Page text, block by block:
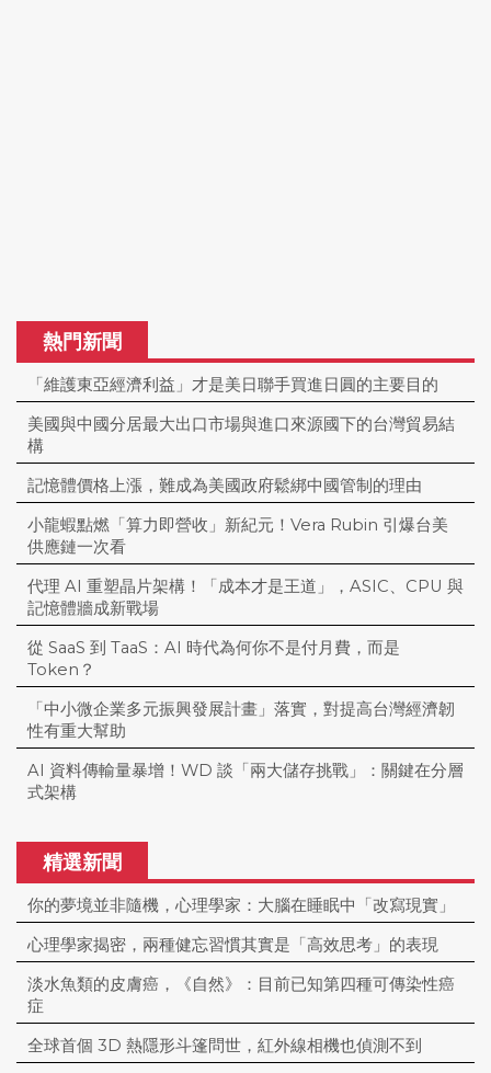
熱門新聞
「維護東亞經濟利益」才是美日聯手買進日圓的主要目的
美國與中國分居最大出口市場與進口來源國下的台灣貿易結
構
記憶體價格上漲，難成為美國政府鬆綁中國管制的理由
小龍蝦點燃「算力即營收」新紀元！Vera Rubin 引爆台美
供應鏈一次看
代理 AI 重塑晶片架構！「成本才是王道」，ASIC、CPU 與
記憶體牆成新戰場
從 SaaS 到 TaaS：AI 時代為何你不是付月費，而是
Token？
「中小微企業多元振興發展計畫」落實，對提高台灣經濟韌
性有重大幫助
AI 資料傳輸量暴增！WD 談「兩大儲存挑戰」：關鍵在分層
式架構
精選新聞
你的夢境並非隨機，心理學家：大腦在睡眠中「改寫現實」
心理學家揭密，兩種健忘習慣其實是「高效思考」的表現
淡水魚類的皮膚癌，《自然》：目前已知第四種可傳染性癌
症
全球首個 3D 熱隱形斗篷問世，紅外線相機也偵測不到